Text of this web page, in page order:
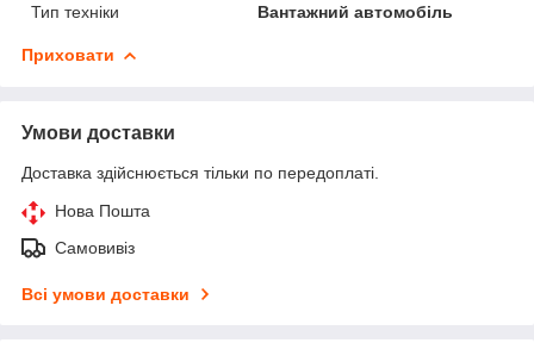
Тип техніки
Вантажний автомобіль
Приховати
Умови доставки
Доставка здійснюється тільки по передоплаті.
Нова Пошта
Самовивіз
Всі умови доставки